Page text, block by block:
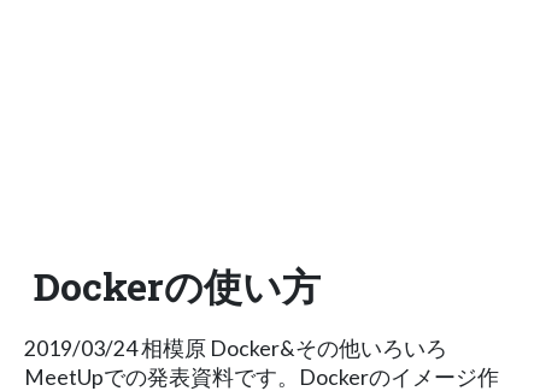
Dockerの使い方
2019/03/24 相模原 Docker&その他いろいろ
MeetUpでの発表資料です。Dockerのイメージ作